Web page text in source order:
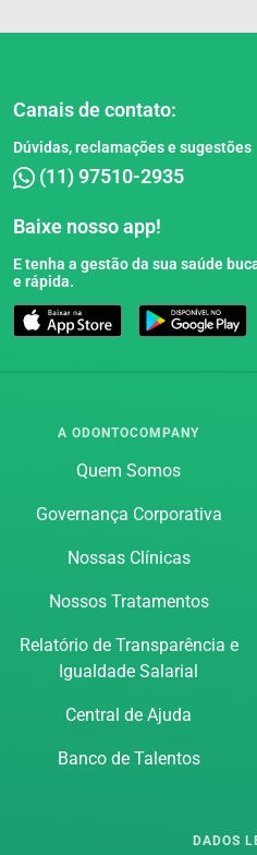
Canais de contato:
Dúvidas, reclamações e sugestões
(11) 97510-2935
Baixe nosso app!
E tenha a gestão da sua saúde
e rápida.
A ODONTOCOMPANY
Quem Somos
Governança Corporativa
Nossas Clínicas
Nossos Tratamentos
Relatório de Transparência e
Igualdade Salarial
Central de Ajuda
Banco de Talentos
DADOS